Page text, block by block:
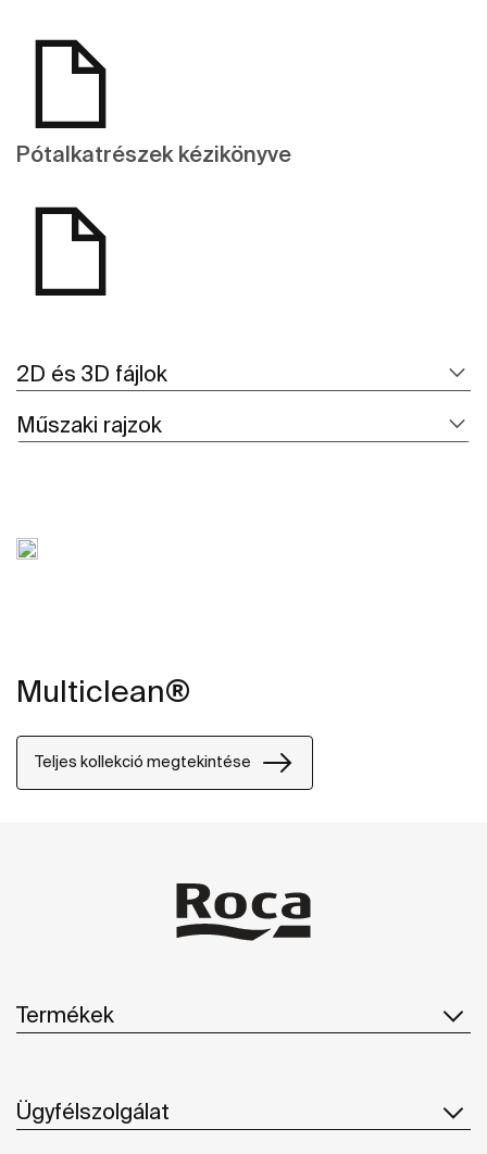
Pótalkatrészek kézikönyve
2D és 3D fájlok
Műszaki rajzok
Multiclean®
Teljes kollekció megtekintése
Termékek
Ügyfélszolgálat